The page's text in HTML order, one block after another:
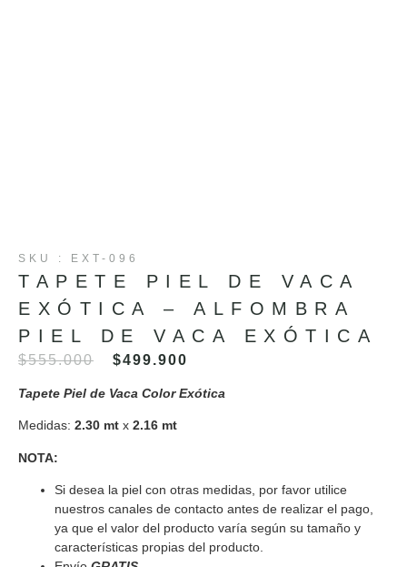
SKU : EXT-096
TAPETE PIEL DE VACA
EXÓTICA – ALFOMBRA
PIEL DE VACA EXÓTICA
$555.000 $499.900
Tapete Piel de Vaca ColorExótica
Medidas: 2.30 mt x 2.16 mt
NOTA:
Si desea la piel con otras medidas, por favor utilice
nuestros canales de contacto antes de realizar el pago,
ya que el valor del producto varía según su tamaño y
características propias del producto.